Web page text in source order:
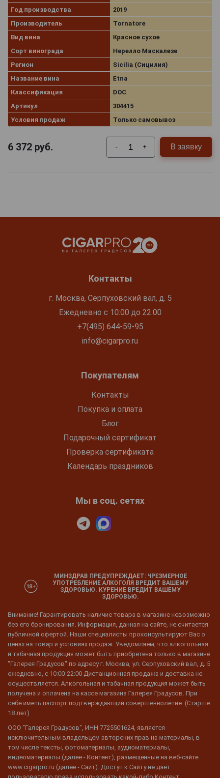
Год производства
2019
Производитель
Tornatore
Вид вина
Красное сухое
Сорт винограда
Нерелло Маскалезе
Регион
Sicilia (Сицилия)
Название вина
Etna
Классификация
DOC
Артикул
304415
Условия продаж
Только самовывоз
6 372 руб. - + В заявку
Контакты
г. Москва, Серпуховский вал, д. 5
Ежедневно с 10:00 до 22:00
+7(495) 644-59-95
info@cigarpro.ru
Покупателям
Контакты
Покупка и оплата
Блог
Подарочный сертификат
Проверка сертификата
Календарь праздников
Мы в соц. сетях
МИНЗДРАВ ПРЕДУПРЕЖДАЕТ: ЧРЕЗМЕРНОЕ
УПОТРЕБЛЕНИЕ АЛКОГОЛЯ ВРЕДИТ ВАШЕМУ
ЗДОРОВЬЮ. КУРЕНИЕ ВРЕДИТ ВАШЕМУ
ЗДОРОВЬЮ.
Внимание! Гарантировать наличие товара в магазине невозможно
без его бронирования. Информация, данная на сайте, не считается
публичной офертой. Наши специалисты проконсультируют Вас о
ценах на товар и условиях продаж. Уведомляем, что алкогольная
и табачная продукция может быть приобретена только в магазине
"Галерея Градусов" по адресу г. Москва, ул. Серпуховский вал, д. 5
ежедневно, с 10:00-22:00 Дистанционная продажа и доставка не
осуществляется. Алкогольная и табачная продукция может быть
получена и оплачена на кассе магазина Галерея Градусов. При
себе иметь паспорт подтверждающий совершеннолетие. (Старше
18 лет)
ООО "Галерея Градусов", ИНН 7725501624, является
исключительным владельцем авторских прав на материалы, в
том числе тексты, фотоматериалы, аудиоматериалы,
видеоматериалы (далее - Контент), размещенные на веб-сайте
www.cigarpro.ru (далее - Сайт). Доступ к Сайту не дает